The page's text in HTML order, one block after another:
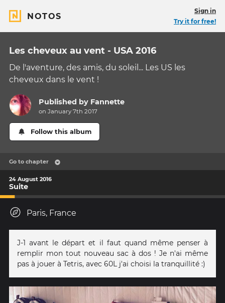
NOTOS
Sign in
Try it for free!
Les cheveux au vent - USA 2016
De l'aventure, des amis, du soleil... Les US les
cheveux dans le vent !
Published by Fannette
on January 7th 2017
Follow this album
Go to chapter
24 August 2016
Suite
Paris, France
J-1 avant le départ et il faut quand même penser à
remplir mon tout nouveau sac à dos ! Je n'ai même
pas à jouer à Tetris, avec 60L j'ai choisi la tranquillité :)